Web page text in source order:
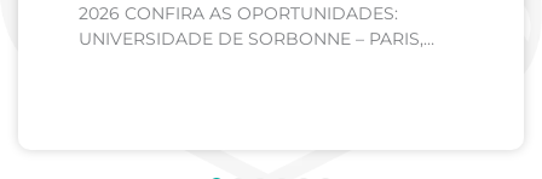
2026 CONFIRA AS OPORTUNIDADES:
UNIVERSIDADE DE SORBONNE – PARIS,